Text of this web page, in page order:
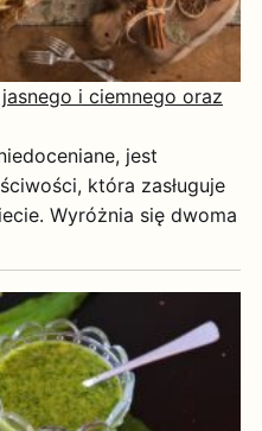
i ciemnego oraz
jest
która zasługuje
Wyróżnia się dwoma